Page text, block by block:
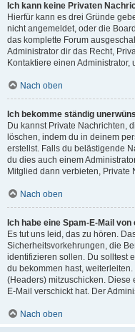
Ich kann keine Privaten
Hierfür kann es drei Gründe
nicht angemeldet, oder die
das komplette Forum
Administrator dir das Recht,
Kontaktiere einen
Nach oben
Ich bekomme ständig
Du kannst Private Nachrichten,
löschen, indem du in deinem
erstellst. Falls du belästigende
du dies auch einem
Mitglied dann verbieten, Private
Nach oben
Ich habe eine Spam-E-Mail
Es tut uns leid, das zu hören.
Sicherheitsvorkehrungen, die
identifizieren sollen. Du solltest
du bekommen hast,
(Headers) mitzuschicken. Diese
E-Mail verschickt hat. Der
Nach oben